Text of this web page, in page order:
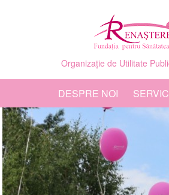
Organizație de Utilitate
DESPRE NOI